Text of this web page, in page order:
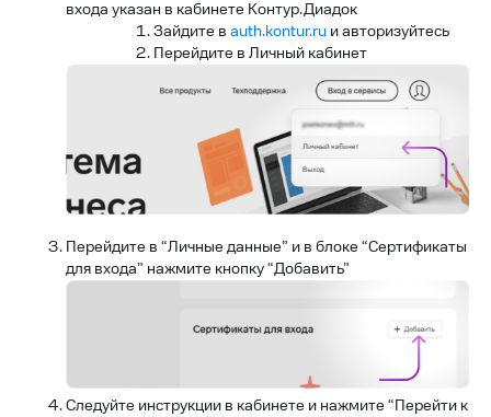
входа указан в кабинете Контур.Диадок
Зайдите в auth.kontur.ru и авторизуйтесь
Перейдите в Личный кабинет
Перейдите в “Личные данные” и в блоке “Сертификаты
для входа” нажмите кнопку “Добавить”
Следуйте инструкции в кабинете и нажмите “Перейти к